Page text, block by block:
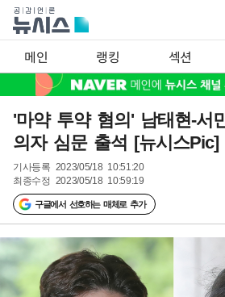
메인 랭킹 섹션
'마약 투약 혐의' 남태현-서
의자 심문 출석 [뉴시스Pic]
기사등록 2023/05/18 10:51:20
최종수정 2023/05/18 10:59:19
구글에서 선호하는 매체로 추가